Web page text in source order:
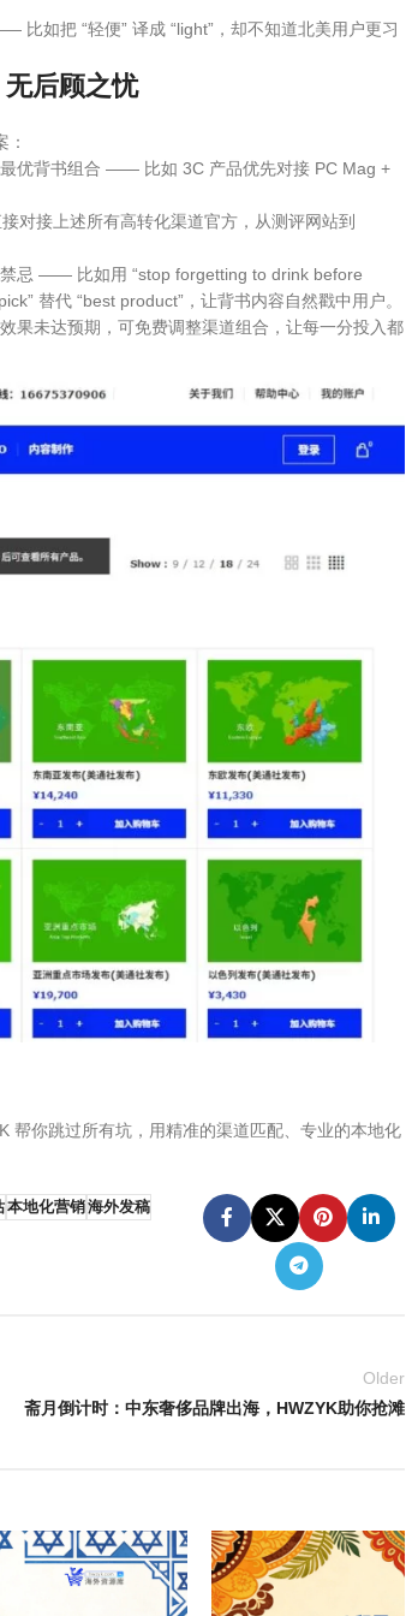
如把 “轻便” 译成 “light”，却不知道北美用户更习
后顾之忧
优背书组合 —— 比如 3C 产品优先对接 PC Mag +
对接上述所有高转化渠道官方，从测评网站到
忌 —— 比如用 “stop forgetting to drink before
替代 “best product”，让背书内容自然戳中用户。
果未达预期，可免费调整渠道组合，让每一分投入都
帮你跳过所有坑，用精准的渠道匹配、专业的本地化
本地化营销海外发稿
Older
斋月倒计时：中东奢侈品牌出海，HWZYK助你抢滩